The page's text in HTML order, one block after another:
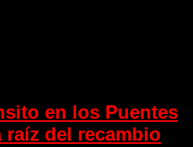
en los Puentes
del recambio